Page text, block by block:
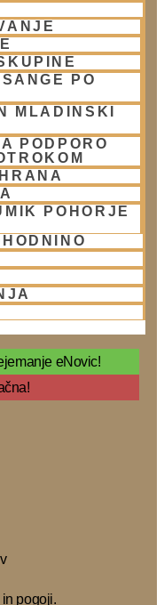
PO
MLADINSKI
PODPORO
POHORJE
eNovic!
pogoji.